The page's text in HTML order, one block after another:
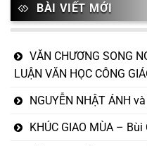
BÀI VIẾT MỚI
VĂN CHƯƠNG SONG
LUẬN VĂN HỌC CÔNG
NGUYỄN NHẬT ÁNH
KHÚC GIAO MÙA –